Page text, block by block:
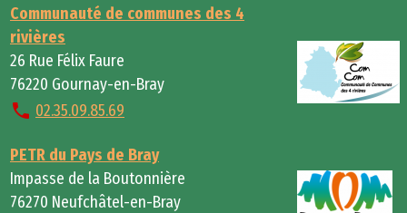
Communauté de communes des 4
rivières
26 Rue Félix Faure
76220 Gournay-en-Bray
02.35.09.85.69
PETR du Pays de Bray
Impasse de la Boutonnière
76270 Neufchâtel-en-Bray